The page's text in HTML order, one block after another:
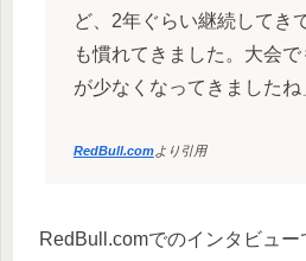
ど、2年ぐらい継続してき
も慣れてきました。大会
が少なくなってきましたね
RedBull.comより引用
RedBull.comでのインタビュ